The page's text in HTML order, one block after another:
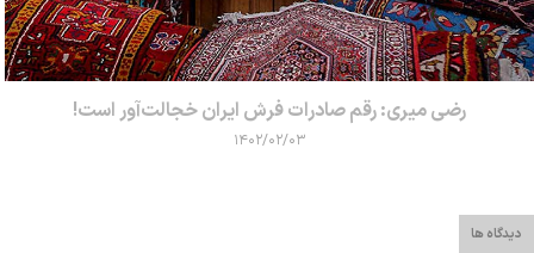
رضی میری: رقم صادرات فرش ایران خجالت‌آور است!
۱۴۰۲/۰۲/۰۳
دیدگاه ها